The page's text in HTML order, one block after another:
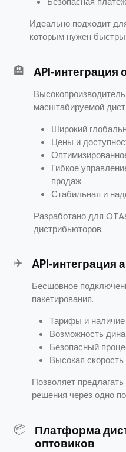
Идеально подходит
которым нужен
🏨 API‑интеграция
масштабируемой
Широкий
Цены и
Гибкое
продаж
Стабильная и
Разработано для
дистрибьюторов.
✈️ API‑интеграция
Бесшовное
пакетирования.
Тарифы и
Возможность
Безопасный
Высокая скорость
Позволяет
решения через одно
📦
Платформа
оптовиков